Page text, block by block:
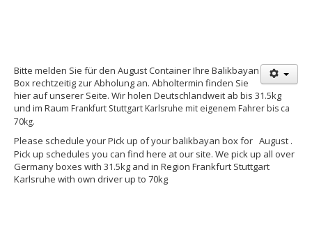
Bitte melden Sie für den August Container Ihre Balikbayan
Box rechtzeitig zur Abholung an. Abholtermin finden Sie
hier auf unserer Seite. Wir holen Deutschlandweit ab bis 31.5kg
und im Raum Frankfurt Stuttgart Karlsruhe mit eigenem Fahrer bis ca
70kg.
Please schedule your Pick up of your balikbayan box for August .
Pick up schedules you can find here at our site. We pick up all over
Germany boxes with 31.5kg and in Region Frankfurt Stuttgart
Karlsruhe with own driver up to 70kg